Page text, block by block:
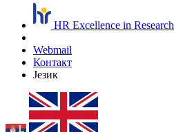
HR Excellence in Research
Webmail
Контакт
Језик